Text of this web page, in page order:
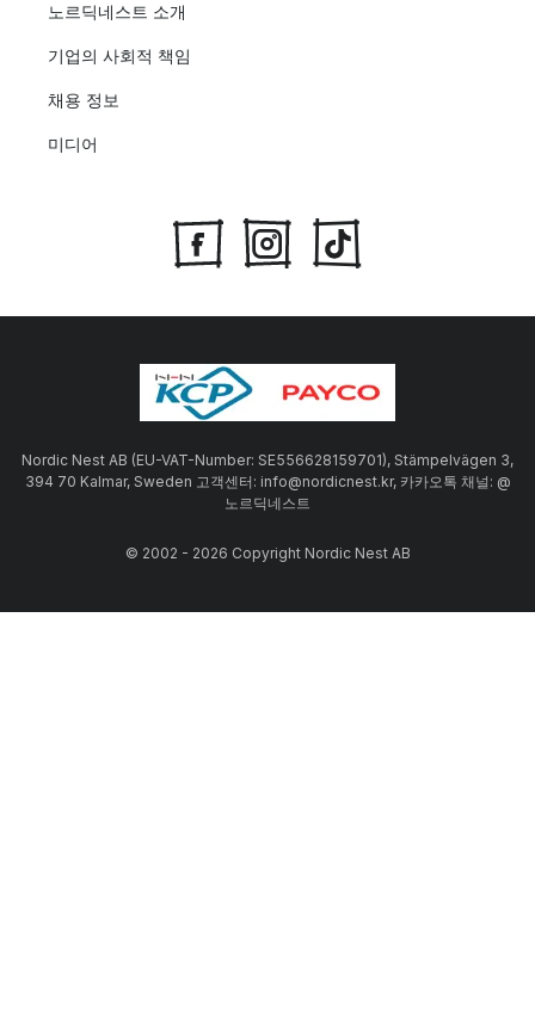
노르딕네스트 소개
기업의 사회적 책임
채용 정보
미디어
Nordic Nest AB (EU-VAT-Number: SE556628159701), Stämpelvägen 3,
394 70 Kalmar, Sweden 고객센터: info@nordicnest.kr, 카카오톡 채널: @
노르딕네스트
© 2002 - 2026 Copyright Nordic Nest AB